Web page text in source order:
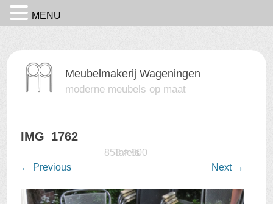
Meubelmakerij Wageningen
moderne meubels op maat
IMG_1762
17 februari 2016at
858 × 800
Tafels
← Previous Next →
MENU